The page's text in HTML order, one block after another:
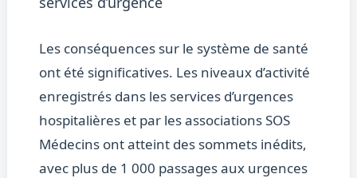
Les conséquences sur le système de santé
ont été significatives. Les niveaux d’activité
enregistrés dans les services d’urgences
hospitalières et par les associations SOS
Médecins ont atteint des sommets inédits,
avec plus de 1 000 passages aux urgences